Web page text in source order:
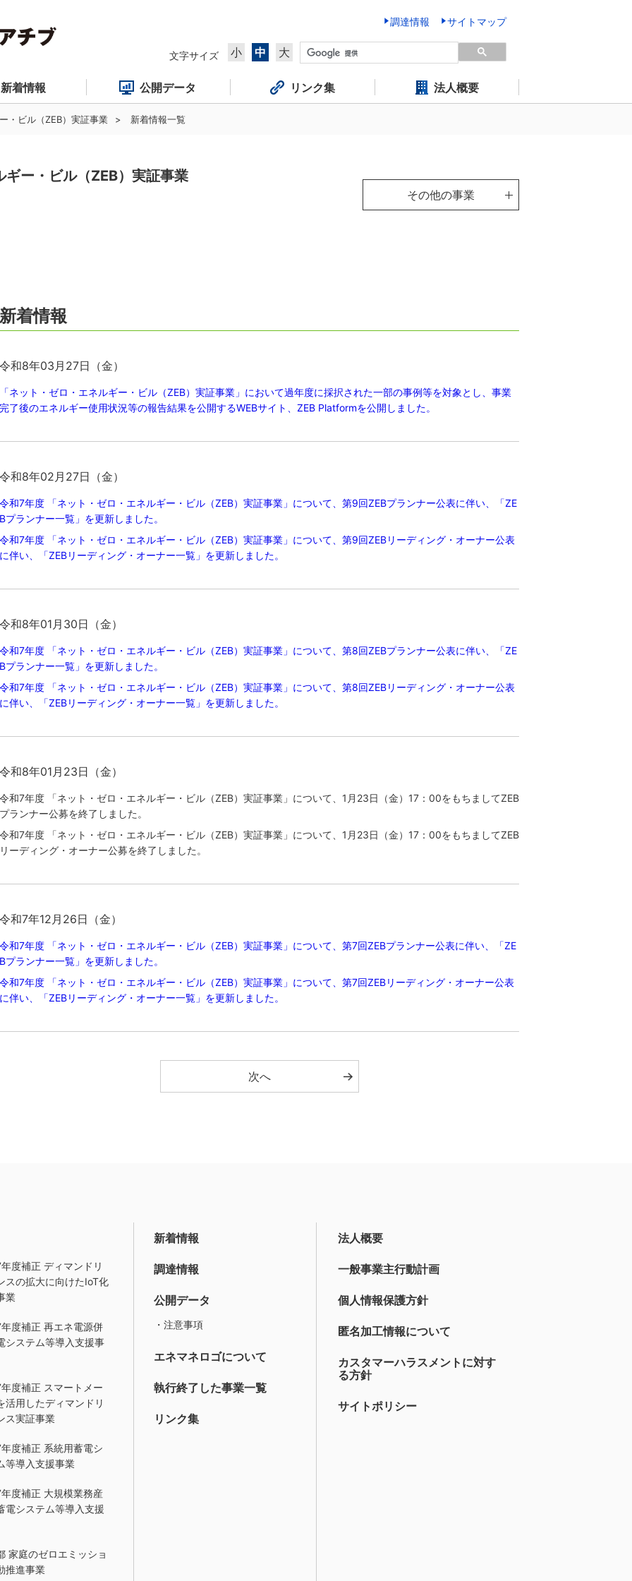
調達情報 サイトマップ
文字サイズ 小 中 大
新着情報 公開データ リンク集 法人概要
・ビル（ZEB）実証事業 新着情報一覧
ー・ビル（ZEB）実証事業
その他の事業
新着情報
令和8年03月27日（金）
「ネット・ゼロ・エネルギー・ビル（ZEB）実証事業」において過年度に採択された一部の事例等を対象とし、事業
完了後のエネルギー使用状況等の報告結果を公開するWEBサイト、ZEB Platformを公開しました。
令和8年02月27日（金）
令和7年度 「ネット・ゼロ・エネルギー・ビル（ZEB）実証事業」について、第9回ZEBプランナー公表に伴い、「ZE
Bプランナー一覧」を更新しました。
令和7年度 「ネット・ゼロ・エネルギー・ビル（ZEB）実証事業」について、第9回ZEBリーディング・オーナー公表
に伴い、「ZEBリーディング・オーナー一覧」を更新しました。
令和8年01月30日（金）
令和7年度 「ネット・ゼロ・エネルギー・ビル（ZEB）実証事業」について、第8回ZEBプランナー公表に伴い、「ZE
Bプランナー一覧」を更新しました。
令和7年度 「ネット・ゼロ・エネルギー・ビル（ZEB）実証事業」について、第8回ZEBリーディング・オーナー公表
に伴い、「ZEBリーディング・オーナー一覧」を更新しました。
令和8年01月23日（金）
令和7年度 「ネット・ゼロ・エネルギー・ビル（ZEB）実証事業」について、1月23日（金）17：00をもちましてZEB
プランナー公募を終了しました。
令和7年度 「ネット・ゼロ・エネルギー・ビル（ZEB）実証事業」について、1月23日（金）17：00をもちましてZEB
リーディング・オーナー公募を終了しました。
令和7年12月26日（金）
令和7年度 「ネット・ゼロ・エネルギー・ビル（ZEB）実証事業」について、第7回ZEBプランナー公表に伴い、「ZE
Bプランナー一覧」を更新しました。
令和7年度 「ネット・ゼロ・エネルギー・ビル（ZEB）実証事業」について、第7回ZEBリーディング・オーナー公表
に伴い、「ZEBリーディング・オーナー一覧」を更新しました。
次へ
度補正 ディマンドリ
スの拡大に向けたIoT化
業
度補正 再エネ電源併
システム等導入支援事
度補正 スマートメー
活用したディマンドリ
ス実証事業
度補正 系統用蓄電シ
等導入支援事業
度補正 大規模業務産
電システム等導入支援
家庭のゼロエミッショ
推進事業
新着情報
調達情報
公開データ
・注意事項
エネマネロゴについて
執行終了した事業一覧
リンク集
法人概要
一般事業主行動計画
個人情報保護方針
匿名加工情報について
カスタマーハラスメントに対す
る方針
サイトポリシー